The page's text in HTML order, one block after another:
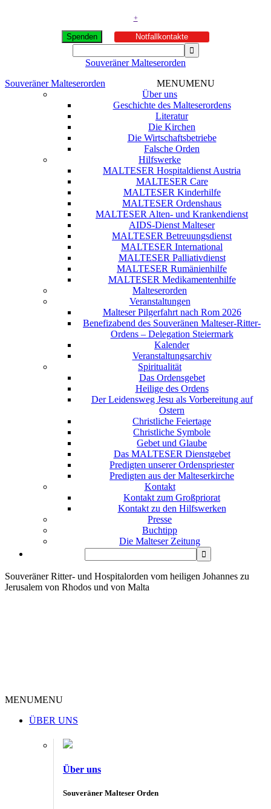
+
Spenden Notfallkontakte
Souveräner Malteserorden
Souveräner Malteserorden
MENUMENU
Über uns
Geschichte des Malteserordens
Literatur
Die Kirchen
Die Wirtschaftsbetriebe
Falsche Orden
Hilfswerke
MALTESER Hospitaldienst Austria
MALTESER Care
MALTESER Kinderhilfe
MALTESER Ordenshaus
MALTESER Alten- und Krankendienst
AIDS-Dienst Malteser
MALTESER Betreuungsdienst
MALTESER International
MALTESER Palliativdienst
MALTESER Rumänienhilfe
MALTESER Medikamentenhilfe
Malteserorden
Veranstaltungen
Malteser Pilgerfahrt nach Rom 2026
Benefizabend des Souveränen Malteser-Ritter-
Ordens – Delegation Steiermark
Kalender
Veranstaltungsarchiv
Spiritualität
Das Ordensgebet
Heilige des Ordens
Der Leidensweg Jesu als Vorbereitung auf
Ostern
Christliche Feiertage
Christliche Symbole
Gebet und Glaube
Das MALTESER Dienstgebet
Predigten unserer Ordenspriester
Predigten aus der Malteserkirche
Kontakt
Kontakt zum Großpriorat
Kontakt zu den Hilfswerken
Presse
Buchtipp
Die Malteser Zeitung
Souveräner Ritter- und Hospitalorden vom heiligen Johannes zu
Jerusalem von Rhodos und von Malta
MENUMENU
ÜBER UNS
Über uns
Souveräner Malteser Orden